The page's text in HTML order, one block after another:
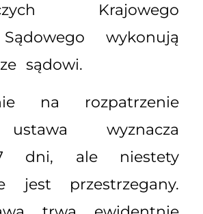
Krajowego
wykonują
sądowi.
na rozpatrzenie
wyznacza
dni, ale niestety
jest przestrzegany.